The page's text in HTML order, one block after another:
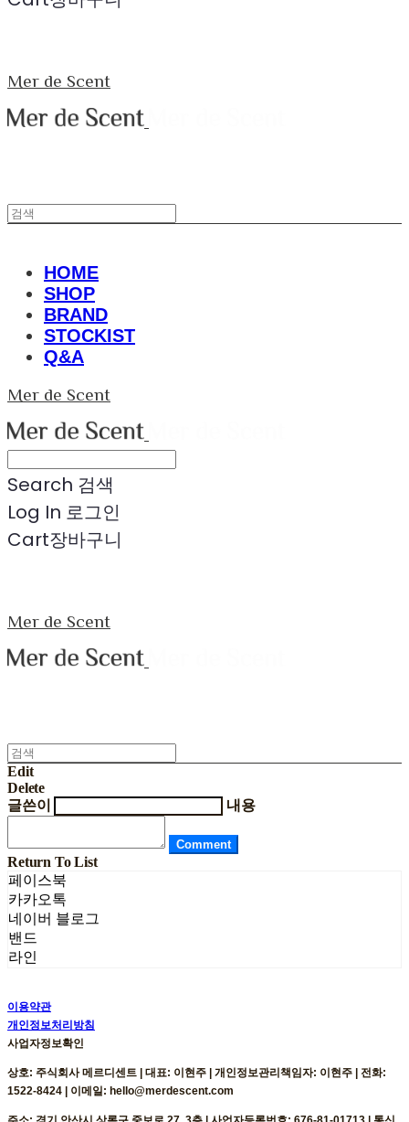
Mer de Scent
HOME
SHOP
BRAND
STOCKIST
Q&A
Mer de Scent
Search 검색
Log In 로그인
Cart장바구니
Mer de Scent
Edit
Delete
글쓴이
내용
Comment
Return To List
페이스북
카카오톡
네이버 블로그
밴드
라인
이용약관
개인정보처리방침
사업자정보확인
상호: 주식회사 메르디센트 | 대표: 이현주 | 개인정보관리책임자: 이현주 | 전화:
1522-8424 | 이메일: hello@merdescent.com